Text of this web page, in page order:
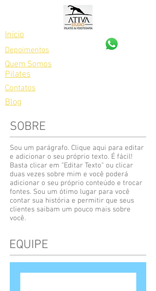
Início
Depoimentos
Quem Somos
Pilates
Contatos
Blog
SOBRE
Sou um parágrafo. Clique aqui para editar
e adicionar o seu próprio texto. É fácil!
Basta clicar em "Editar Texto" ou clicar
duas vezes sobre mim e você poderá
adicionar o seu próprio conteúdo e trocar
fontes. Sou um ótimo lugar para você
contar sua história e permitir que seus
clientes saibam um pouco mais sobre
você.
EQUIPE